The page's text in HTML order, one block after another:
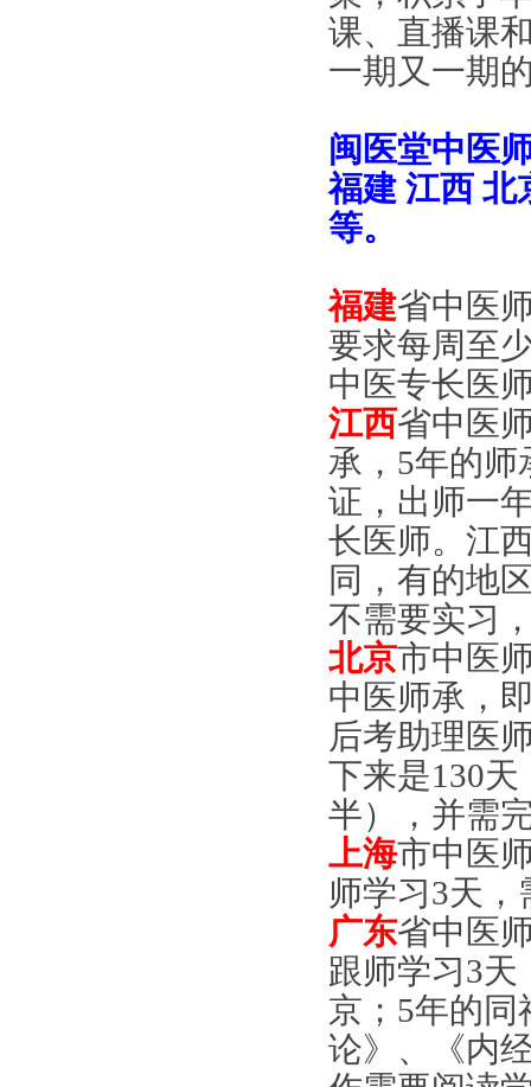
课、直播课
一期又一期
闽医堂中医
福建 江西 北
等。
福建省中医
要求每周至
中医专长医
江西省中医
承，5年的师
证，出师一
长医师。江
同，有的地
不需要实习
北京市中医
中医师承，
后考助理医
下来是130
半），并需
上海市中医
师学习3天
广东省中医
跟师学习3
京；5年的
论》、《内